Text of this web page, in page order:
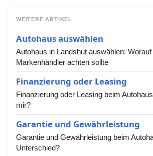
WEITERE ARTIKEL
Autohaus auswählen
Autohaus in Landshut auswählen:
Markenhändler achten sollte
Finanzierung oder Leasing
Finanzierung oder Leasing beim
mir?
Garantie und Gewährleistung
Garantie und Gewährleistung beim
Unterschied?